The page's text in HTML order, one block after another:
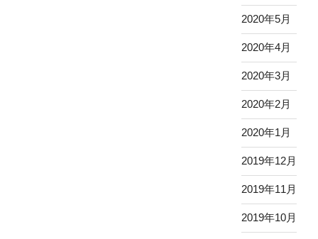
2020年5月
2020年4月
2020年3月
2020年2月
2020年1月
2019年12月
2019年11月
2019年10月